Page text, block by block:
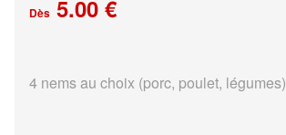
Dès 5.00 €
4 nems au choix (porc, poulet, légumes)